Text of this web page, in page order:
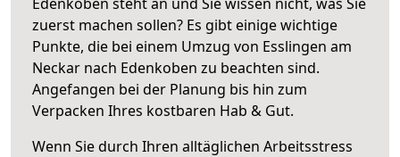
zuerst machen sollen? Es gibt einige wichtige
Punkte, die bei einem Umzug von Esslingen am
Neckar nach Edenkoben zu beachten sind.
Angefangen bei der Planung bis hin zum
Verpacken Ihres kostbaren Hab & Gut.
Wenn Sie durch Ihren alltäglichen Arbeitsstress